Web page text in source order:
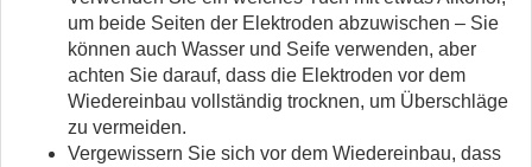
um beide Seiten der Elektroden abzuwischen – Sie
können auch Wasser und Seife verwenden, aber
achten Sie darauf, dass die Elektroden vor dem
Wiedereinbau vollständig trocknen, um Überschläge
zu vermeiden.
Vergewissern Sie sich vor dem Wiedereinbau, dass